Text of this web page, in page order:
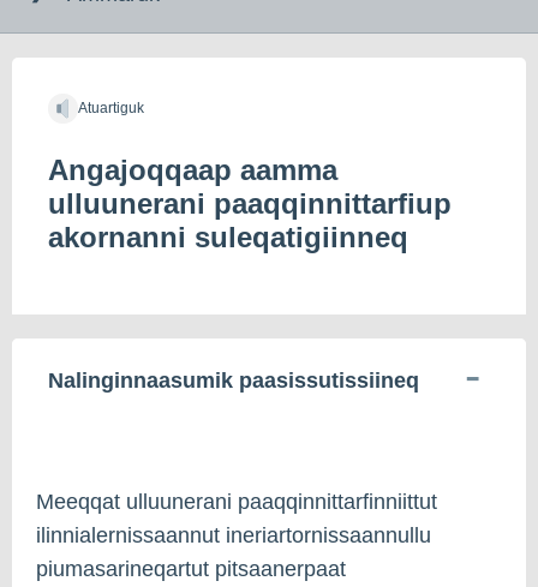
indholdet
Atuartiguk
Angajoqqaap aamma
ulluunerani paaqqinnittarfiup
akornanni suleqatigiinneq
Nalinginnaasumik paasissutissiineq
Meeqqat ulluunerani paaqqinnittarfinniittut
ilinnialernissaannut ineriartornissaannullu
piumasarineqartut pitsaanerpaat